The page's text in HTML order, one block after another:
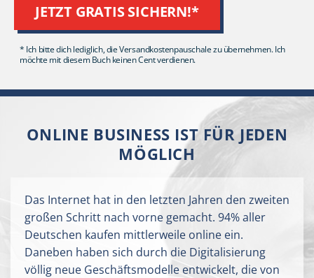
JETZT GRATIS SICHERN!*
* Ich bitte dich lediglich, die Versandkostenpauschale zu übernehmen. Ich
möchte mit diesem Buch keinen Cent verdienen.
ONLINE BUSINESS IST FÜR JEDEN
MÖGLICH
Das Internet hat in den letzten Jahren den zweiten
großen Schritt nach vorne gemacht. 94% aller
Deutschen kaufen mittlerweile online ein.
Daneben haben sich durch die Digitalisierung
völlig neue Geschäftsmodelle entwickelt, dievon